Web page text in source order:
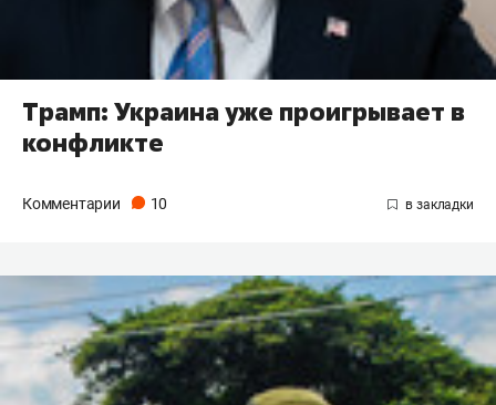
Трамп: Украина уже проигрывает в
конфликте
Комментарии 10